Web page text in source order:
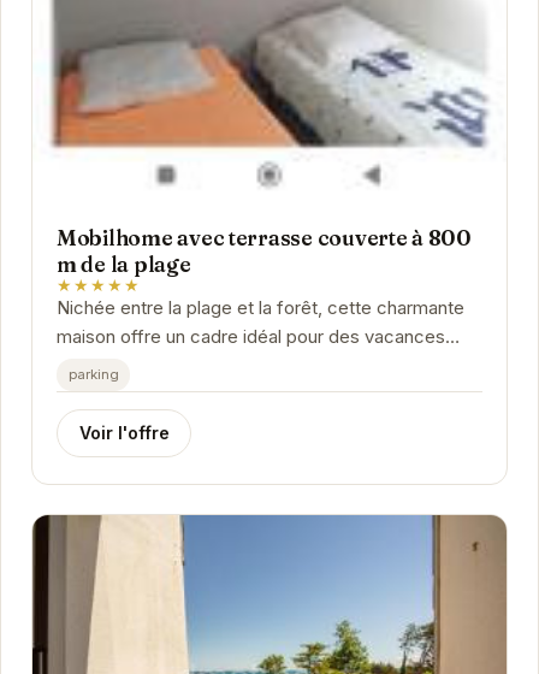
Mobilhome avec terrasse couverte à 800
m de la plage
★★★★★
Nichée entre la plage et la forêt, cette charmante
maison offre un cadre idéal pour des vacances
inoubliables. Son emplacement privilégié permet...
parking
Voir l'offre